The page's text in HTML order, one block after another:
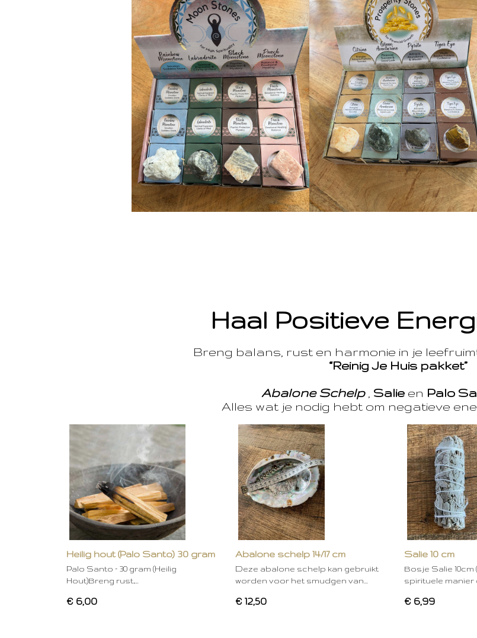
Haal Positieve
Breng balans, rust en harmonie in je
“Reinig Je Huis pakket”
Abalone Schelp, Salie en Palo
Alles wat je nodig hebt om negatieve
Heilig hout (Palo Santo) 30 gram
Palo Santo – 30 gram (Heilig
Hout)Breng rust,…
€ 6,00
Abalone schelp 14/17 cm
Deze abalone schelp kan gebruikt
worden voor het smudgen van…
€ 12,50
Salie 10 cm
Bosje Salie 10cm
spirituele manier
€ 6,99